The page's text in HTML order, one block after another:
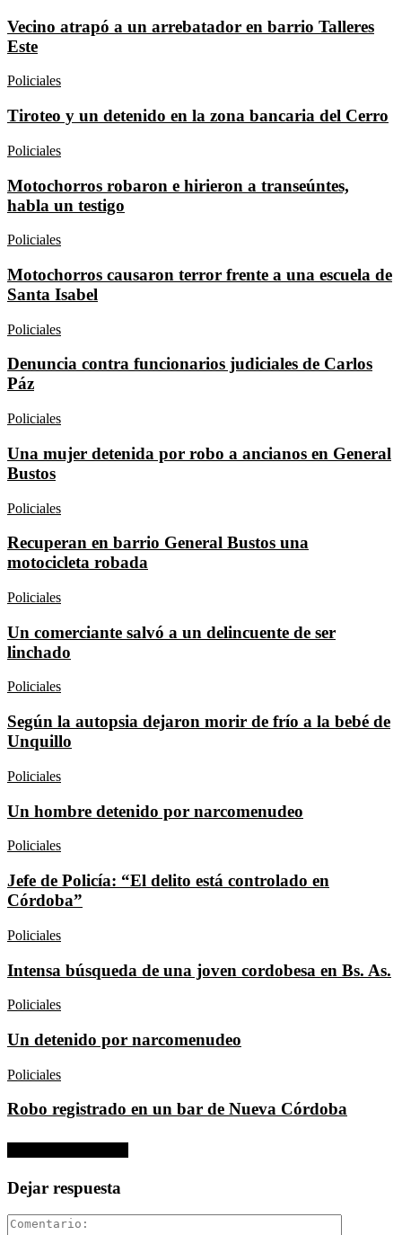
Vecino atrapó a un arrebatador en barrio Talleres
Este
Policiales
Tiroteo y un detenido en la zona bancaria del Cerro
Policiales
Motochorros robaron e hirieron a transeúntes,
habla un testigo
Policiales
Motochorros causaron terror frente a una escuela de
Santa Isabel
Policiales
Denuncia contra funcionarios judiciales de Carlos
Páz
Policiales
Una mujer detenida por robo a ancianos en General
Bustos
Policiales
Recuperan en barrio General Bustos una
motocicleta robada
Policiales
Un comerciante salvó a un delincuente de ser
linchado
Policiales
Según la autopsia dejaron morir de frío a la bebé de
Unquillo
Policiales
Un hombre detenido por narcomenudeo
Policiales
Jefe de Policía: “El delito está controlado en
Córdoba”
Policiales
Intensa búsqueda de una joven cordobesa en Bs. As.
Policiales
Un detenido por narcomenudeo
Policiales
Robo registrado en un bar de Nueva Córdoba
Dejar respuesta